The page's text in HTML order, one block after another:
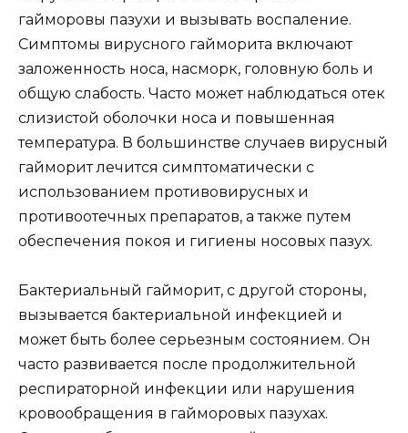
гайморовы пазухи и вызывать воспаление.
Симптомы вирусного гайморита включают
заложенность носа, насморк, головную боль и
общую слабость. Часто может наблюдаться отек
слизистой оболочки носа и повышенная
температура. В большинстве случаев вирусный
гайморит лечится симптоматически с
использованием противовирусных и
противоотечных препаратов, а также путем
обеспечения покоя и гигиены носовых пазух.
Бактериальный гайморит, с другой стороны,
вызывается бактериальной инфекцией и
может быть более серьезным состоянием. Он
часто развивается после продолжительной
респираторной инфекции или нарушения
кровообращения в гайморовых пазухах.